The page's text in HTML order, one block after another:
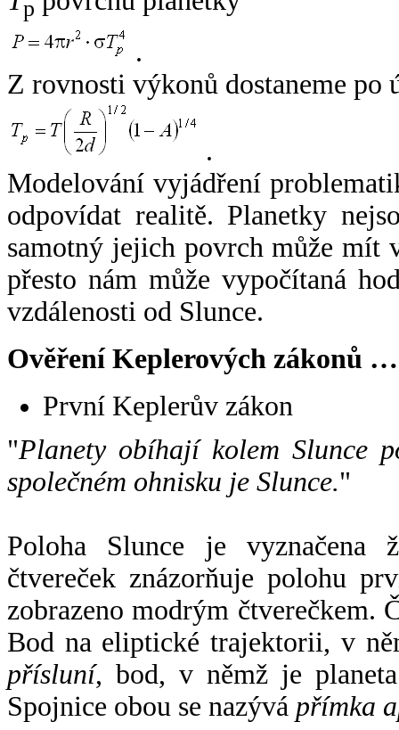
p
.
Z rovnosti výkonů dostaneme po
.
Modelování vyjádření
odpovídat realitě. Planetky
samotný jejich povrch může mít
přesto nám může vypočítaná
vzdálenosti od Slunce.
Ověření Keplerových zákonů …
První Keplerův zákon
"Planety obíhají kolem Slunce
společném ohnisku je Slunce."
Poloha Slunce je vyznačena
čtvereček znázorňuje polohu
zobrazeno modrým čtverečkem.
Bod na eliptické trajektorii, v
přísluní, bod, v němž je
Spojnice obou se nazývá přímka